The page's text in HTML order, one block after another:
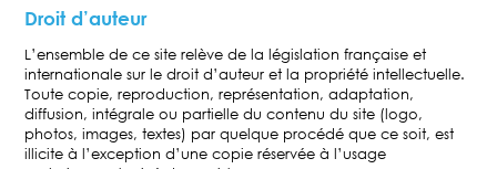
Droit d’auteur
L’ensemble de ce site relève de la législation française et
internationale sur le droit d’auteur et la propriété intellectuelle.
Toute copie, reproduction, représentation, adaptation,
diffusion, intégrale ou partielle du contenu du site (logo,
photos, images, textes) par quelque procédé que ce soit, est
illicite à l’exception d’une copie réservée à l’usage